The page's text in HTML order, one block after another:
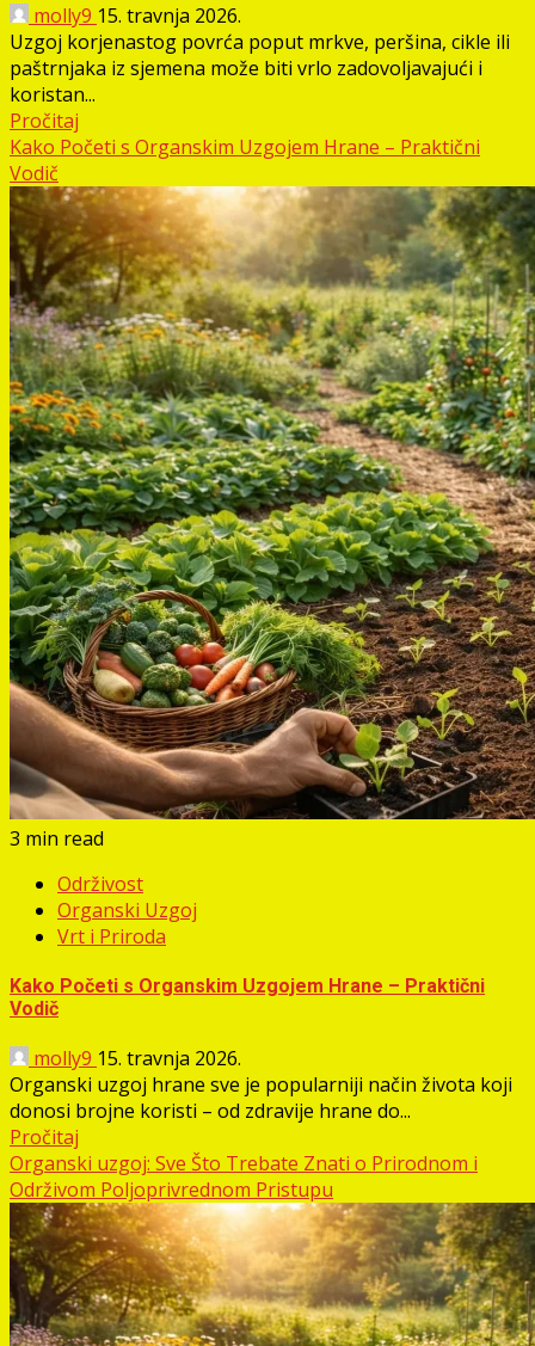
molly9 15. travnja 2026.
Uzgoj korjenastog povrća poput mrkve, peršina, cikle ili
paštrnjaka iz sjemena može biti vrlo zadovoljavajući i
koristan...
Pročitaj
Kako Početi s Organskim Uzgojem Hrane – Praktični
Vodič
3 min read
Održivost
Organski Uzgoj
Vrt i Priroda
Kako Početi s Organskim Uzgojem Hrane – Praktični
Vodič
molly9 15. travnja 2026.
Organski uzgoj hrane sve je popularniji način života koji
donosi brojne koristi – od zdravije hrane do...
Pročitaj
Organski uzgoj: Sve Što Trebate Znati o Prirodnom i
Održivom Poljoprivrednom Pristupu